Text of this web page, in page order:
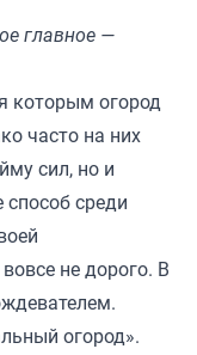
главное —
которым огород
часто на них
сил, но и
среди
не дорого. В
огород».